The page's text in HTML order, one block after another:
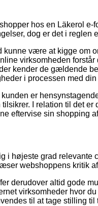
hos en Läkerol
dog er det i reglen
kunne være at kigge om
virksomheden
kender de gældende
i processen med din
er
tilsikrer. I relation til det
eftervise sin shopping
i højeste grad relevante
webshoppens kritik
derudover altid gode
virksomheder hvor
til at tage stilling